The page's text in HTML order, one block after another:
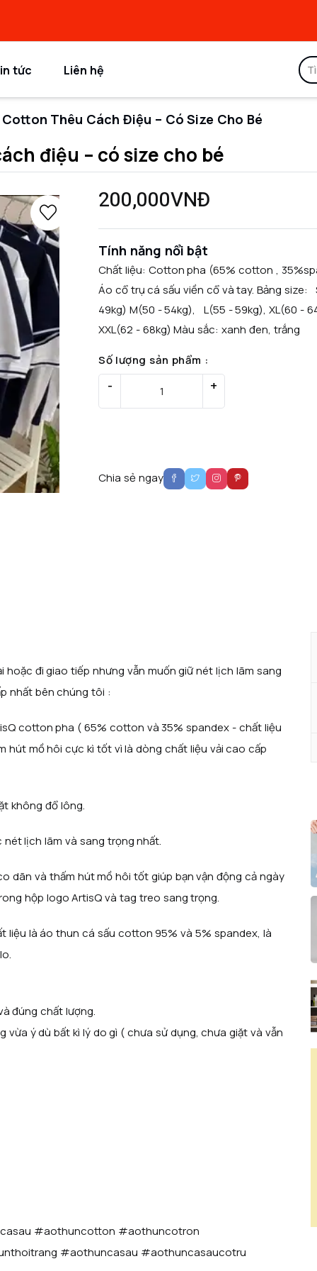
tức Liên hệ
Thêu Cách Điệu – Có Size Cho Bé
điệu – có size cho bé
200,000VNĐ
Tính năng nổi bật
Chất liệu: Cotton pha (65% cotton ,
Áo cổ trụ cá sấu viền cổ và tay. Bảng size:
49kg) M(50 - 54kg), L(55 - 59kg), XL(60 -
XXL(62 - 68kg) Màu sắc: xanh đen, trắng
Số lượng sản phẩm :
-
- +
+
Chia sẻ ngay
đi giao tiếp nhưng vẫn muốn giữ nét lịch lãm sang
nhất bên chúng tôi :
cotton pha ( 65% cotton và 35% spandex - chất liệu
mồ hôi cực kì tốt vì là dòng chất liệu vải cao cấp
không đổ lông.
lịch lãm và sang trọng nhất.
dãn và thấm hút mồ hôi tốt giúp bạn vận động cả ngày
hộp logo ArtisQ và tag treo sang trọng.
liệu là áo thun cá sấu cotton 95% và 5% spandex, là
đúng chất lượng.
ý dù bất kì lý do gì ( chưa sử dụng, chưa giặt và vẫn
#aothuncotton #aothuncotron
#aothuncasau #aothuncasaucotru